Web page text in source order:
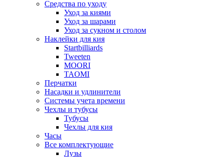
Средства по уходу
Уход за киями
Уход за шарами
Уход за сукном и столом
Наклейки для кия
Startbilliards
Tweeten
MOORI
TAOMI
Перчатки
Насадки и удлинители
Системы учета времени
Чехлы и тубусы
Тубусы
Чехлы для кия
Часы
Все комплектующие
Лузы